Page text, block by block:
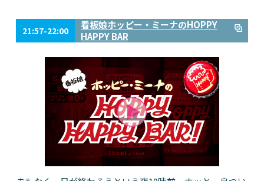
21:57-22:00
看板娘ホッピー・ミーナのHOPPY
HAPPY BAR